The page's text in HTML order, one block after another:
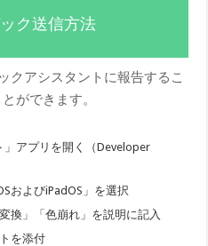
ク送信方法
クアシスタントに報告するこ
ができます。
」アプリを開く（Developer
およびiPadOS」を選択
換」「色崩れ」を説明に記入
を添付